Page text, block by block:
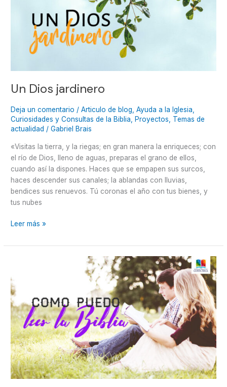
Un Dios jardinero
Deja un comentario /Articulo de blog ,Ayuda a la Iglesia
Curiosidades y Consultas de la Biblia
Proyectos
Temas de
actualidad /Gabriel Brais
«Visitas la tierra, y la riegas; en gran manera la enriqueces; con
el río de Dios, lleno de aguas, preparas el grano de ellos,
cuando así la dispones. Haces que se empapen sus surcos,
haces descender sus canales; la ablandas con lluvias,
bendices sus renuevos. Tú coronas el año con tus bienes, y
tus nubes
Leer más »
leer
la
Biblia!